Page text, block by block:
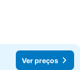
Ver preços